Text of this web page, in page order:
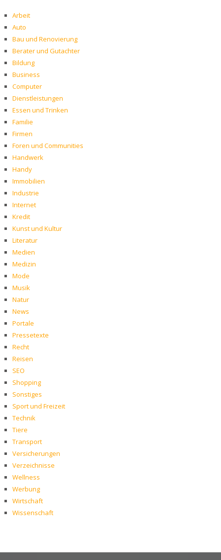
Arbeit
Auto
Bau und Renovierung
Berater und Gutachter
Bildung
Business
Computer
Dienstleistungen
Essen und Trinken
Familie
Firmen
Foren und Communities
Handwerk
Handy
Immobilien
Industrie
Internet
Kredit
Kunst und Kultur
Literatur
Medien
Medizin
Mode
Musik
Natur
News
Portale
Pressetexte
Recht
Reisen
SEO
Shopping
Sonstiges
Sport und Freizeit
Technik
Tiere
Transport
Versicherungen
Verzeichnisse
Wellness
Werbung
Wirtschaft
Wissenschaft